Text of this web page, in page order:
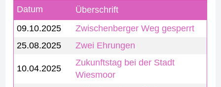
Datum
Überschrift
09.10.2025
Zwischenberger Weg gesperrt
25.08.2025
Zwei Ehrungen
10.04.2025
Zukunftstag bei der Stadt
Wiesmoor